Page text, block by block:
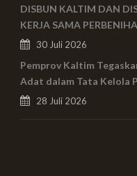
DISBUN KALTIM DAN
KERJA SAMA
30 Juli 2026
Pemprov Kaltim
Adat dalam Tata Kelola
28 Juli 2026